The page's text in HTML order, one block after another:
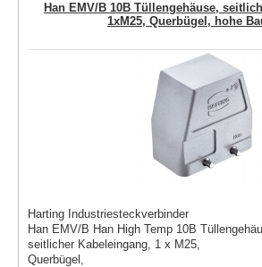
Han EMV/B 10B Tüllengehäuse,
1xM25, Querbügel, hohe
Harting Industriesteckverbinder
Han EMV/B Han High Temp 10B
seitlicher Kabeleingang, 1 x M25,
Querbügel,